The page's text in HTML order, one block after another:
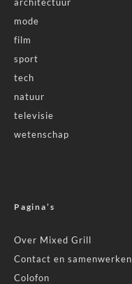
mode
film
sport
tech
natuur
televisie
wetenschap
Pagina’s
Over Mixed Grill
Contact en samenwerken
Colofon